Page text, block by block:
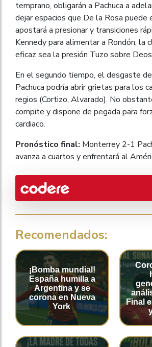
temprano, obligarán a Pachuca a
dejar espacios que De la Rosa
apostará a presionar y transiciones
Kennedy para alimentar a Rondón; la
eficaz sea la presión Tuzo sobre
En el segundo tiempo, el desgaste
Pachuca podría abrir grietas para los
regios (Cortizo, Alvarado). No
compite y dispone de pegada para
cardiaco.
Pronóstico final: Monterrey 2-1
avanza a cuartos y enfrentará al
Recomendados:
¡Bomba mundial!
España humilla a
Argentina y se
corona en Nueva
York
Final